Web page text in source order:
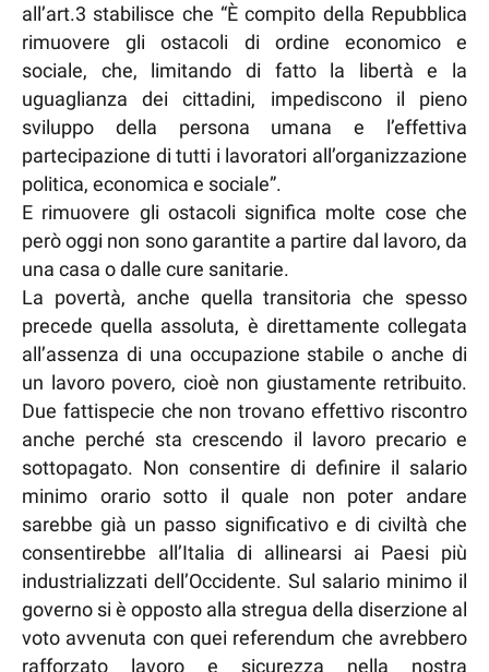
all’art.3 stabilisce che “È compito della Repubblica
rimuovere gli ostacoli di ordine economico e
sociale, che, limitando di fatto la libertà e la
uguaglianza dei cittadini, impediscono il pieno
sviluppo della persona umana e l’effettiva
partecipazione di tutti i lavoratori all’organizzazione
politica, economica e sociale”.
E rimuovere gli ostacoli significa molte cose che
però oggi non sono garantite a partire dal lavoro, da
una casa o dalle cure sanitarie.
La povertà, anche quella transitoria che spesso
precede quella assoluta, è direttamente collegata
all’assenza di una occupazione stabile o anche di
un lavoro povero, cioè non giustamente retribuito.
Due fattispecie che non trovano effettivo riscontro
anche perché sta crescendo il lavoro precario e
sottopagato. Non consentire di definire il salario
minimo orario sotto il quale non poter andare
sarebbe già un passo significativo e di civiltà che
consentirebbe all’Italia di allinearsi ai Paesi più
industrializzati dell’Occidente. Sul salario minimo il
governo si è opposto alla stregua della diserzione al
voto avvenuta con quei referendum che avrebbero
rafforzato lavoro e sicurezza nella nostra